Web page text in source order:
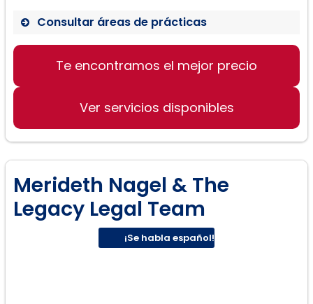
Consultar áreas de prácticas
Derecho Familiar
Divorcio
Pensión alimenticia
Te encontramos el mejor precio
Ver servicios disponibles
Merideth Nagel & The
Legacy Legal Team
¡Se habla español!